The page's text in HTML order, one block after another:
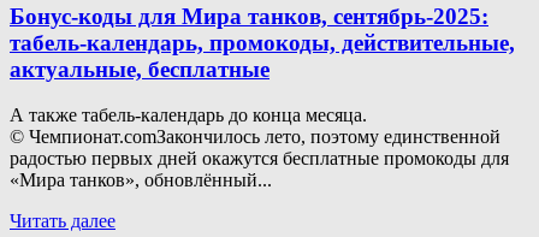
Бонус-коды для Мира танков, сентябрь-2025:
табель-календарь, промокоды, действительные,
актуальные, бесплатные
А также табель-календарь до конца месяца.
© Чемпионат.comЗакончилось лето, поэтому единственной
радостью первых дней окажутся бесплатные промокоды для
«Мира танков», обновлённый...
Читать далееПрочитать